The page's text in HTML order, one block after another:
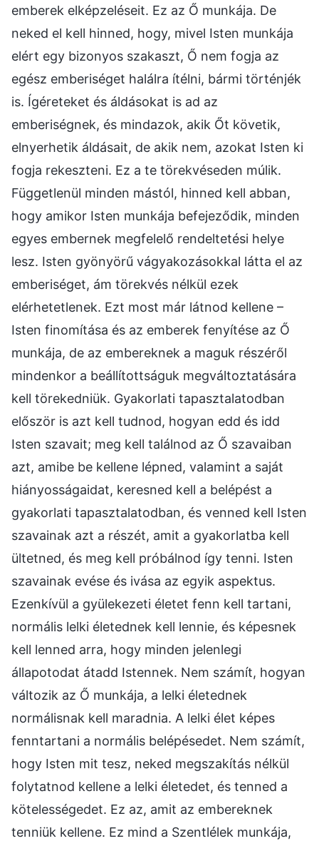
emberek elképzeléseit. Ez az Ő munkája. De
neked el kell hinned, hogy, mivel Isten munkája
elért egy bizonyos szakaszt, Ő nem fogja az
egész emberiséget halálra ítélni, bármi történjék
is. Ígéreteket és áldásokat is ad az
emberiségnek, és mindazok, akik Őt követik,
elnyerhetik áldásait, de akik nem, azokat Isten ki
fogja rekeszteni. Ez a te törekvéseden múlik.
Függetlenül minden mástól, hinned kell abban,
hogy amikor Isten munkája befejeződik, minden
egyes embernek megfelelő rendeltetési helye
lesz. Isten gyönyörű vágyakozásokkal látta el az
emberiséget, ám törekvés nélkül ezek
elérhetetlenek. Ezt most már látnod kellene –
Isten finomítása és az emberek fenyítése az Ő
munkája, de az embereknek a maguk részéről
mindenkor a beállítottságuk megváltoztatására
kell törekedniük. Gyakorlati tapasztalatodban
először is azt kell tudnod, hogyan edd és idd
Isten szavait; meg kell találnod az Ő szavaiban
azt, amibe be kellene lépned, valamint a saját
hiányosságaidat, keresned kell a belépést a
gyakorlati tapasztalatodban, és venned kell Isten
szavainak azt a részét, amit a gyakorlatba kell
ültetned, és meg kell próbálnod így tenni. Isten
szavainak evése és ivása az egyik aspektus.
Ezenkívül a gyülekezeti életet fenn kell tartani,
normális lelki életednek kell lennie, és képesnek
kell lenned arra, hogy minden jelenlegi
állapotodat átadd Istennek. Nem számít, hogyan
változik az Ő munkája, a lelki életednek
normálisnak kell maradnia. A lelki élet képes
fenntartani a normális belépésedet. Nem számít,
hogy Isten mit tesz, neked megszakítás nélkül
folytatnod kellene a lelki életedet, és tenned a
kötelességedet. Ez az, amit az embereknek
tenniük kellene. Ez mind a Szentlélek munkája,